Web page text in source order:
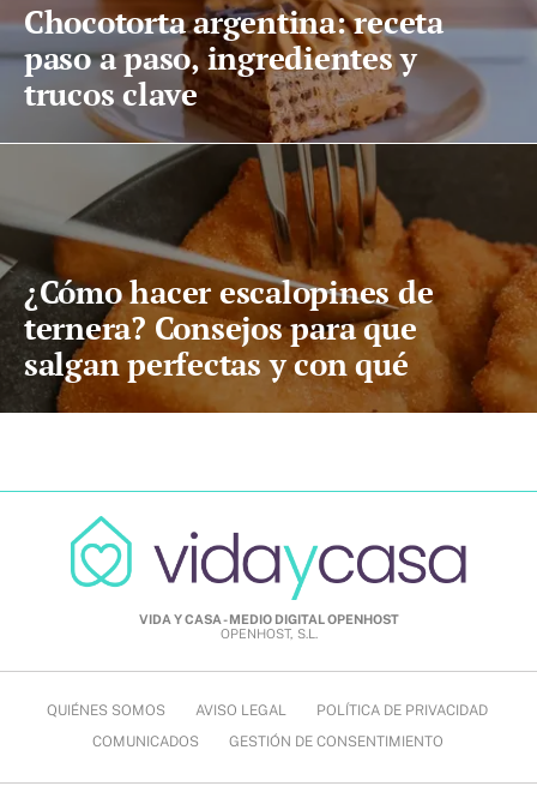
Chocotorta argentina: receta
paso a paso, ingredientes y
trucos clave
¿Cómo hacer escalopines de
ternera? Consejos para que
salgan perfectas y con qué
acompañarlos
VIDA Y CASA - MEDIO DIGITAL OPENHOST
OPENHOST, S.L.
QUIÉNES SOMOS AVISO LEGAL
POLÍTICA DE PRIVACIDAD
COMUNICADOS
GESTIÓN DE CONSENTIMIENTO